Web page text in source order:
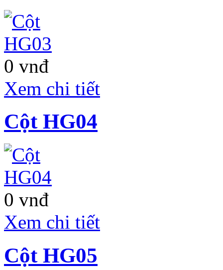
0 vnđ
Xem chi tiết
Cột HG04
0 vnđ
Xem chi tiết
Cột HG05